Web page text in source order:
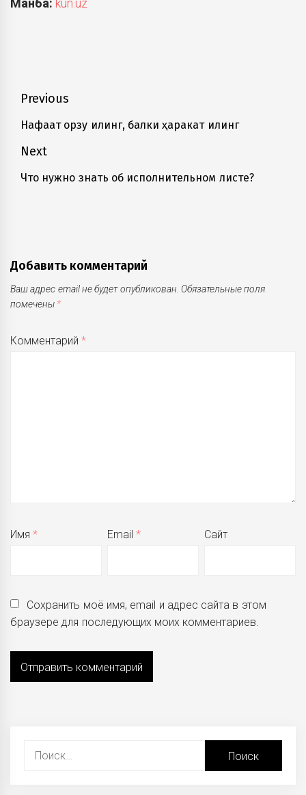
Манба: kun.uz
Навигация
по
записям
Previous
Previous
Нафақат орзу қилинг, балки ҳаракат қилинг
Next
Next
Что нужно знать об исполнительном листе?
Добавить комментарий
Ваш адрес email не будет опубликован. Обязательные поля
помечены *
Комментарий*
Имя* Email* Сайт
Сохранить моё имя, email и адрес сайта в этом
браузере для последующих моих комментариев.